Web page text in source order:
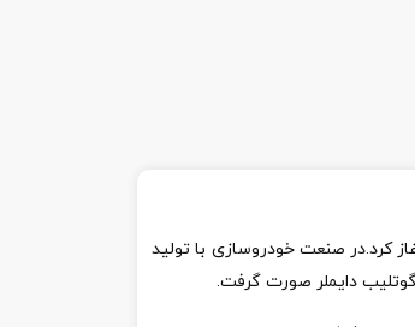
خود را آغاز کرد.در صنعت خودروسازی با تولید